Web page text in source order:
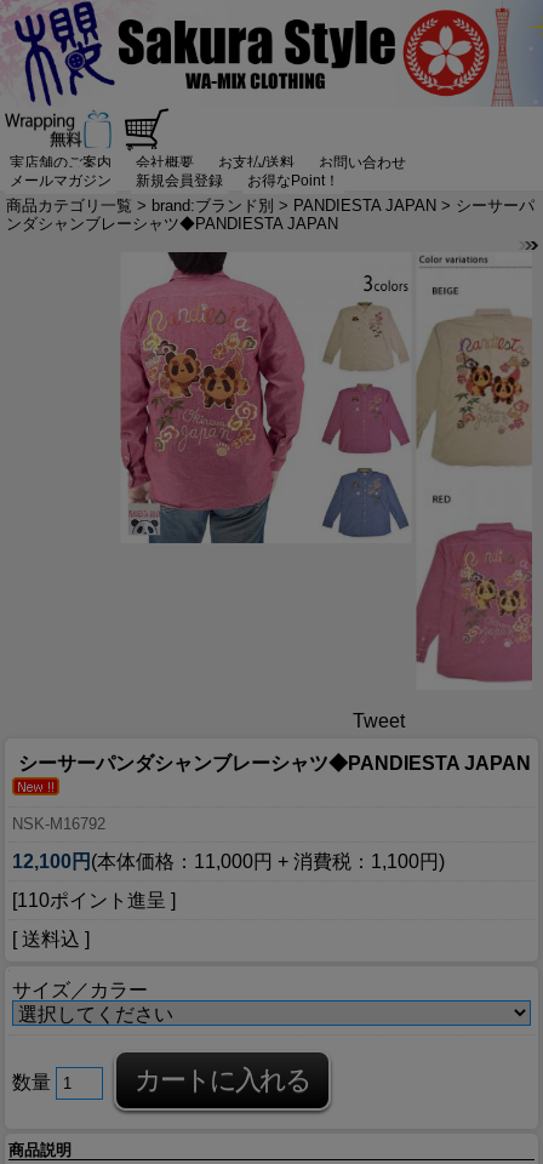
実店舗のご案内 会社概要 お支払/送料
お問い合わせ
メールマガジン
新規会員登録 お得なPoint！
商品カテゴリ一覧 > brand:ブランド別 > PANDIESTA JAPAN > シーサーパ
ンダシャンブレーシャツ◆PANDIESTA JAPAN
Tweet
シーサーパンダシャンブレーシャツ◆PANDIESTA JAPAN
NSK-M16792
12,100円 (本体価格：11,000円 + 消費税：1,100円)
[110ポイント進呈 ]
[ 送料込 ]
サイズ／カラー
数量
商品説明